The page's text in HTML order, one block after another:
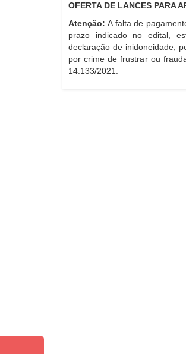
OFERTA DE LANCES PARA
Atenção:A falta de
prazo indicado no edital,
declaração de inidoneidade,
por crime de frustrar ou
14.133/2021.